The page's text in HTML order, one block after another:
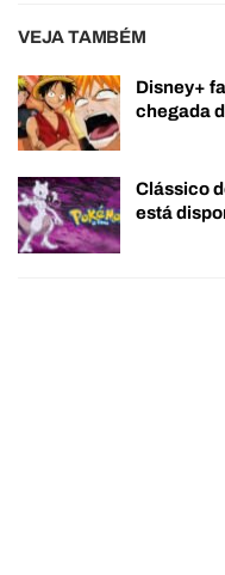
VEJA TAMBÉM
Disney+
chegada
Clássico
está